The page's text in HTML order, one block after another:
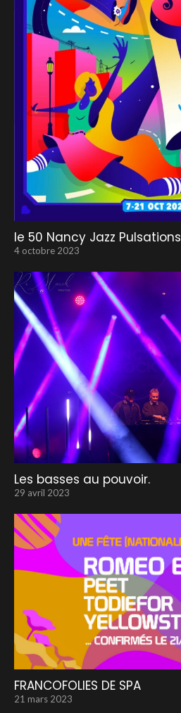
le 50 Nancy Jazz Pulsations
4 octobre 2023
Les basses au pouvoir.
29 avril 2023
FRANCOFOLIES DE SPA
21 mars 2023